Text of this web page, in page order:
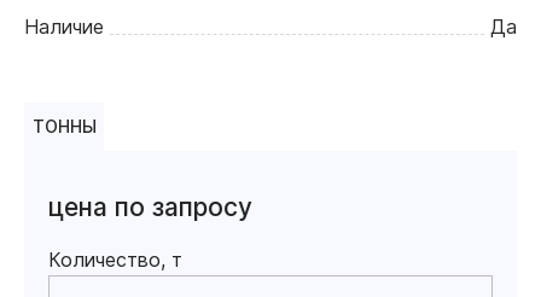
Наличие
Да
ТОННЫ
цена по запросу
Количество, т